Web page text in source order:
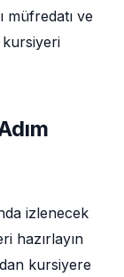
müfredatı ve
kursiyeri
izlenecek
hazırlayın
kursiyere